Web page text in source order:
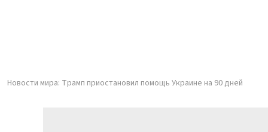
Новости мира: Трамп приостановил помощь Украине на 90 дней